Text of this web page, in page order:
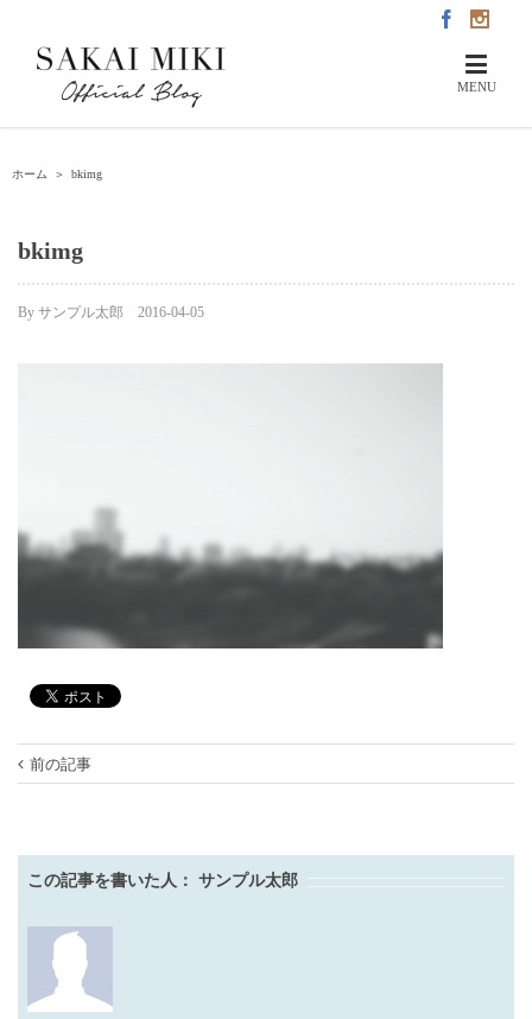
ホーム ＞ bkimg
bkimg
By サンプル太郎 2016-04-05
前の記事
この記事を書いた人：サンプル太郎